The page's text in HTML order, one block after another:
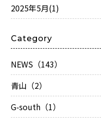
2025年5月(1)
Category
NEWS（143）
青山（2）
G-south（1）